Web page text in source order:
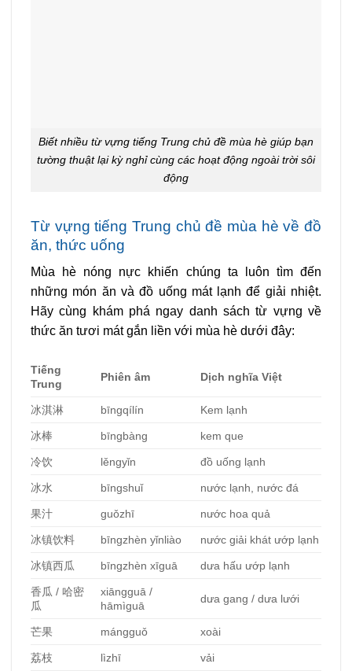
Biết nhiều từ vựng tiếng Trung chủ đề mùa hè giúp bạn
tường thuật lại kỳ nghỉ cùng các hoạt động ngoài trời sôi
động
Từ vựng tiếng Trung chủ đề mùa hè về đồ
ăn, thức uống
Mùa hè nóng nực khiến chúng ta luôn tìm đến
những món ăn và đồ uống mát lạnh để giải nhiệt.
Hãy cùng khám phá ngay danh sách từ vựng về
thức ăn tươi mát gắn liền với mùa hè dưới đây:
Tiếng
Trung
Phiên âm Dịch nghĩa Việt
冰淇淋 bīngqílín Kem lạnh
冰棒 bīngbàng kem que
冷饮 lěngyǐn đồ uống lạnh
冰水 bīngshuǐ nước lạnh, nước đá
果汁 guǒzhī nước hoa quả
冰镇饮料 bīngzhèn yǐnliào nước giải khát ướp lạnh
冰镇西瓜 bīngzhèn xīguā dưa hấu ướp lạnh
香瓜 / 哈密
瓜
xiāngguā /
hāmìguā
dưa gang / dưa lưới
芒果 mángguǒ xoài
荔枝 lìzhī vải